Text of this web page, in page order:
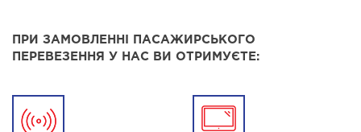
ПРИ ЗАМОВЛЕННІ ПАСАЖИРСЬКОГО
ПЕРЕВЕЗЕННЯ У НАС ВИ ОТРИМУЄТЕ: